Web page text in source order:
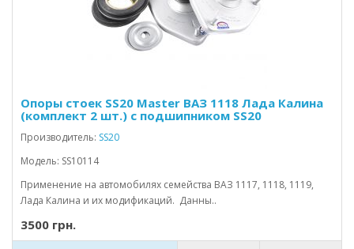
Опоры стоек SS20 Master ВАЗ 1118 Лада Калина
(комплект 2 шт.) c подшипником SS20
Производитель: SS20
Модель: SS10114
Применение на автомобилях семейства ВАЗ 1117, 1118, 1119,
Лада Калина и их модификаций. Данны..
3500 грн.